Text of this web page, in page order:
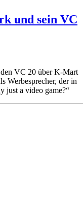
und sein VC
VC 20 über K-Mart
Werbesprecher, der in
just a video game?“